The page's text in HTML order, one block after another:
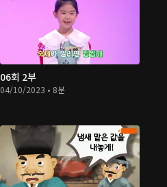
06회 2부
04/10/2023 • 8분